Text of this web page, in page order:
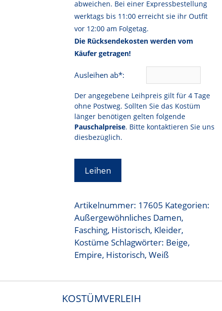
abweichen. Bei einer Expressbestellung
werktags bis 11:00 erreicht sie ihr Outfit
vor 12:00 am Folgetag.
Die Rücksendekosten werden vom
Käufer getragen!
Ausleihen ab*:
Der angegebene Leihpreis gilt für 4 Tage
ohne Postweg. Sollten Sie das Kostüm
länger benötigen gelten folgende
Pauschalpreise. Bitte kontaktieren Sie uns
diesbezüglich.
Leihen
Artikelnummer: 17605 Kategorien:
Außergewöhnliches Damen,
Fasching, Historisch, Kleider,
Kostüme Schlagwörter: Beige,
Empire, Historisch,Weiß
KOSTÜMVERLEIH